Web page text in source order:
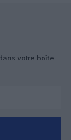
votre boîte